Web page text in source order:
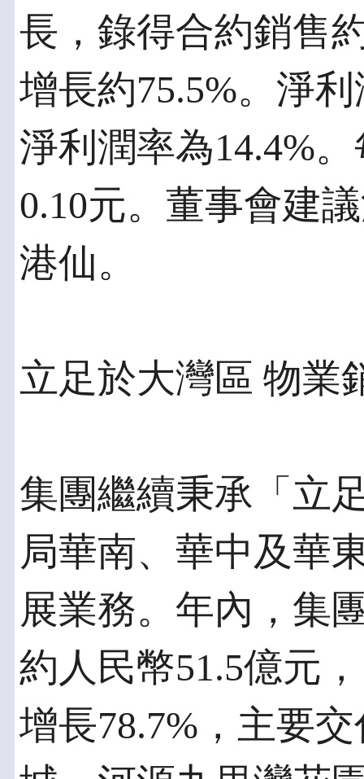
長，錄得合約銷售
增長約75.5%。淨
淨利潤率為14.4%
0.10元。董事會建
港仙。
立足於大灣區 物業
集團繼續秉承「立
局華南、華中及華
展業務。年內，集
約人民幣51.5億元
增長78.7%，主要